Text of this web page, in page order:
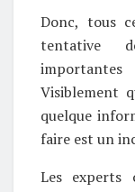
Donc, tous
tentative
importantes
Visiblement
quelque
faire est un
Les